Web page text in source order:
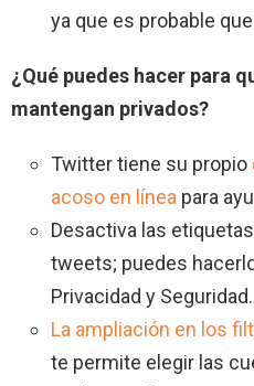
ya que es probable
¿Qué puedes hacer para
mantengan privados?
Twitter tiene su propio
acoso en línea para
Desactiva las
tweets; puedes
Privacidad y Seguridad.
La ampliación en los
te permite elegir las